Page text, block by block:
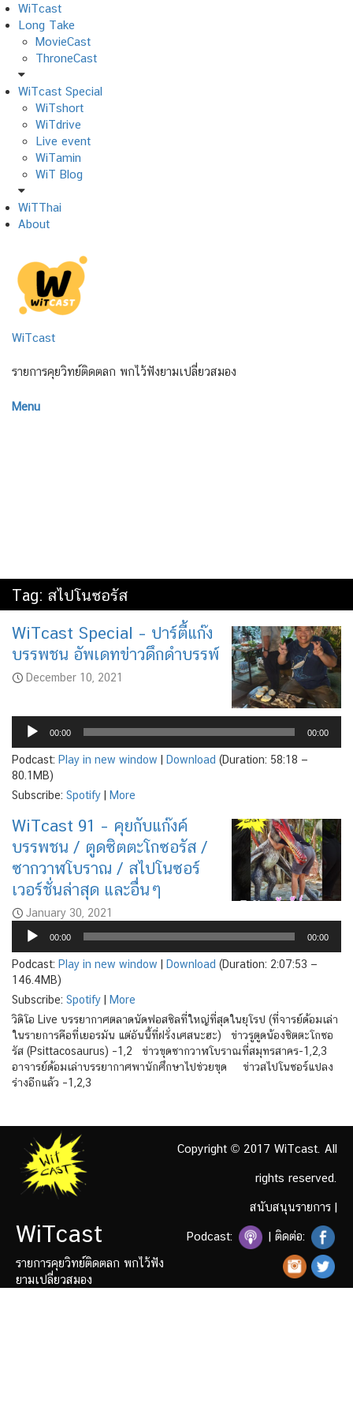
Skip
to
content
WiTcast
Long Take
MovieCast
ThroneCast
WiTcast Special
WiTshort
WiTdrive
Live event
WiTamin
WiT Blog
WiTThai
About
WiTcast
รายการคุยวิทย์ติดตลก พกไว้ฟังยามเปลี่ยวสมอง
Menu
Tag: สไปโนซอรัส
WiTcast Special – ปาร์ตี้แก๊ง
บรรพชน อัพเดทข่าวดึกดำบรรพ์
December 10, 2021
00:00 00:00
Podcast: Play in new window Download (Duration: 58:18 —
80.1MB)
Subscribe: Spotify More
WiTcast 91 – คุยกับแก๊งค์
บรรพชน / ตูดซิตตะโกซอรัส /
ซากวาฬโบราณ / สไปโนซอร์
เวอร์ชั่นล่าสุด และอื่นๆ
January 30, 2021
Audio
Player
00:00 00:00
Podcast: Play in new window Download (Duration: 2:07:53 —
146.4MB)
Subscribe: Spotify
More
วิดิโอ Live บรรยากาศตลาดนัดฟอสซิลที่ใหญ่ที่สุดในยุโรป (ที่จารย์ด้อมเล่า
ในรายการคือที่เยอรมัน แต่อันนี้ที่ฝรั่งเศสนะฮะ) ข่าวรูตูดน้องซิตตะโกซอ
รัส (Psittacosaurus) –1,2 ข่าวขุดซากวาฬโบราณที่สมุทรสาคร-1,2,3
อาจารย์ด้อมเล่าบรรยากาศพานักศึกษาไปช่วยขุด ข่าวสไปโนซอร์แปลง
ร่างอีกแล้ว –1,2,3
WiTcast
รายการคุยวิทย์ติดตลก พกไว้ฟัง
ยามเปลี่ยวสมอง
Copyright © 2017 WiTcast. All
rights reserved.
สนับสนุนรายการ |
Podcast: | ติดต่อ: